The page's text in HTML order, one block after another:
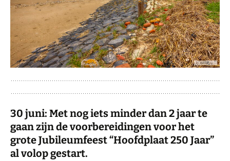
30 juni: Met nog iets minder dan 2 jaar te
gaan zijn de voorbereidingen voor het
grote Jubileumfeest “Hoofdplaat 250 Jaar”
al volop gestart.